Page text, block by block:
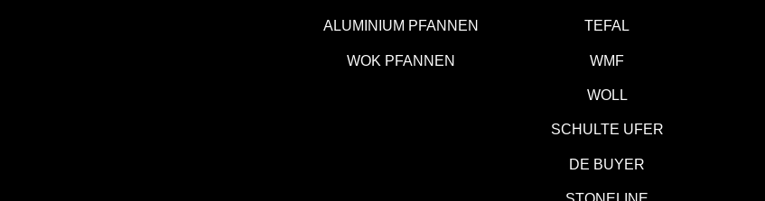
ALUMINIUM PFANNEN
WOK PFANNEN
TEFAL
WMF
WOLL
SCHULTE UFER
DE BUYER